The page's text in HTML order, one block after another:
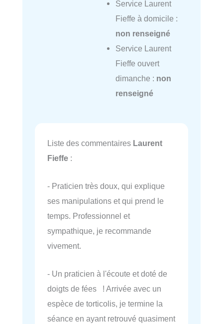
Service Laurent
Fieffe à domicile :
non renseigné
Service Laurent
Fieffe ouvert
dimanche : non
renseigné
Liste des commentaires Laurent
Fieffe :
- Praticien très doux, qui explique
ses manipulations et qui prend le
temps. Professionnel et
sympathique, je recommande
vivement.
- Un praticien à l'écoute et doté de
doigts de fées ! Arrivée avec un
espèce de torticolis, je termine la
séance en ayant retrouvé quasiment